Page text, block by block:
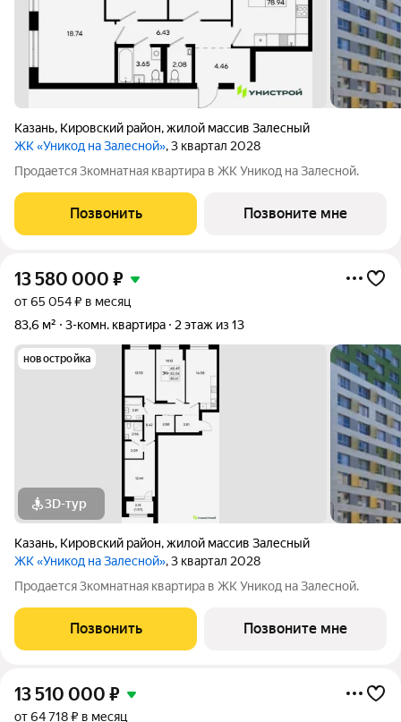
Казань, Кировский район,жилой массив Залесный
ЖК «Уникод на Залесной», 3 квартал 2028
Продается 3комнатная квартира в ЖК Уникод на Залесной.
Позвонить Позвоните мне
13 580 000 ₽
от 65 054 ₽ в месяц
83,6 м²
3-комн. квартира 2 этаж из 13
новостройка
3D-тур
Казань, Кировский район,жилой массив Залесный
ЖК «Уникод на Залесной», 3 квартал 2028
Продается 3комнатная квартира в ЖК Уникод на Залесной.
Позвонить Позвоните мне
13 510 000 ₽
от 64 718 ₽ в месяц